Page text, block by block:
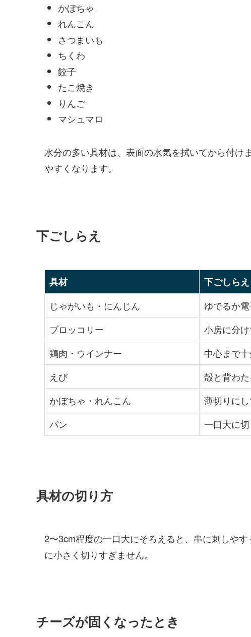
かぼちゃ
れんこん
さつまいも
ちくわ
餃子
たこ焼き
りんご
マシュマロ
水分の多い具材は、表面の水気を拭いてから付
やすくなります。
下ごしらえ
具材
下ごしらえ
じゃがいも・にんじん
ゆでるか
ブロッコリー
小房に分
鶏肉・ウインナー
中心まで
えび
殻と背わ
かぼちゃ・れんこん
薄切りに
パン
一口大に
具材の切り方
2〜3cm程度の一口大にそろえると、串に刺しや
に小さく切りすぎません。
チーズが固くなったとき